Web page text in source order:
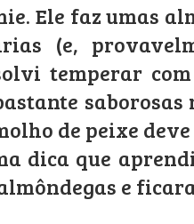
Ele faz umas
(e,
temperar
de peixe
dica que
e